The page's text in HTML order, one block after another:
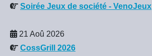
Soirée Jeux de société - VenoJeux
21 Aoû 2026
CossGrill 2026